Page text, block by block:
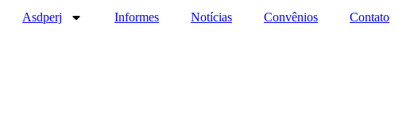
Asdperj Informes Notícias Convênios Contato